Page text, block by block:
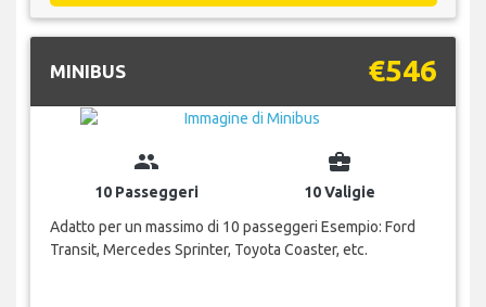
MINIBUS €546
group
10 Passeggeri
business_center
10 Valigie
Adatto per un massimo di 10 passeggeri Esempio: Ford
Transit, Mercedes Sprinter, Toyota Coaster, etc.